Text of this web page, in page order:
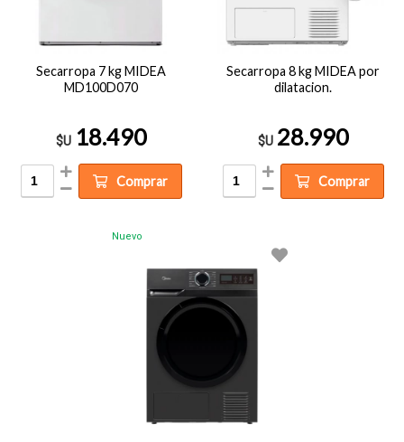
Secarropa 7 kg MIDEA
MD100D070
$U 18.490
Comprar
Secarropa 8 kg MIDEA por
dilatacion.
$U 28.990
Comprar
Nuevo